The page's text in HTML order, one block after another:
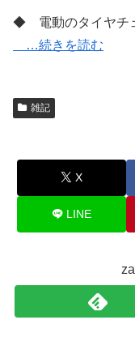
◆ 電動のタイヤチ
…続きを読む
雑記
X
LINE